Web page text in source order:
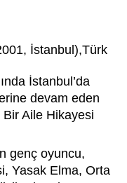
İstanbul),Türk
İstanbul’da
devam eden
Aile Hikayesi
genç oyuncu,
Yasak Elma, Orta